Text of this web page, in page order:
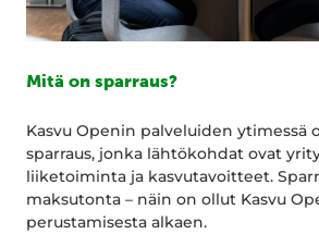
Mitä on sparraus?
Kasvu Openin palveluiden ytimessä
sparraus, jonka lähtökohdat ovat
liiketoiminta ja kasvutavoitteet.
maksutonta – näin on ollut Kasvu
perustamisesta alkaen.